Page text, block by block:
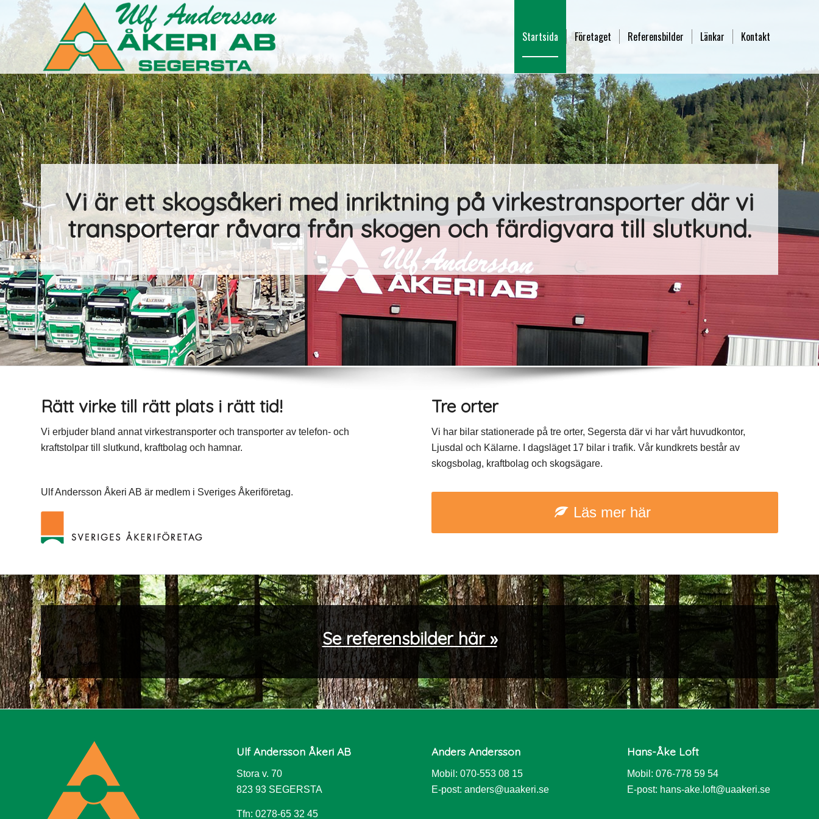
Startsida Företaget Referensbilder Länkar Kontakt
Vi är ett skogsåkeri med inriktning på virkestransporter där vi
transporterar råvara från skogen och färdigvara till slutkund.
Rätt virke till rätt plats i rätt tid!
Vi erbjuder bland annat virkestransporter och transporter av telefon- och
kraftstolpar till slutkund, kraftbolag och hamnar.
Ulf Andersson Åkeri AB är medlem i Sveriges Åkeriföretag.
Tre orter
Vi har bilar stationerade på tre orter, Segersta där vi har vårt huvudkontor,
Ljusdal och Kälarne. I dagsläget 17 bilar i trafik. Vår kundkrets består av
skogsbolag, kraftbolag och skogsägare.
Läs mer här
Se referensbilder här »
Ulf Andersson Åkeri AB
Stora v. 70
823 93 SEGERSTA
Tfn: 0278-65 32 45
Anders Andersson
Mobil: 070-553 08 15
E-post:anders@uaakeri.se
Hans-Åke Loft
Mobil: 076-778 59 54
E-post: hans-ake.loft@uaakeri.se